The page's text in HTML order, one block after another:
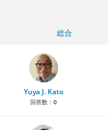
総合
Yuya J. Kato
回答数： 0